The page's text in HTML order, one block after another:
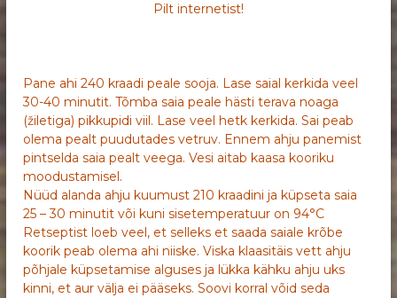
Pilt internetist!
Pane ahi 240 kraadi peale sooja. Lase saial kerkida veel
30-40 minutit. Tõmba saia peale hästi terava noaga
(žiletiga) pikkupidi viil. Lase veel hetk kerkida. Sai peab
olema pealt puudutades vetruv. Ennem ahju panemist
pintselda saia pealt veega. Vesi aitab kaasa kooriku
moodustamisel.
Nüüd alanda ahju kuumust 210 kraadini ja küpseta saia
25 – 30 minutit või kuni sisetemperatuur on 94°C
Retseptist loeb veel, et selleks et saada saiale krõbe
koorik peab olema ahi niiske. Viska klaasitäis vett ahju
põhjale küpsetamise alguses ja lükka kähku ahju uks
kinni, et aur välja ei pääseks. Soovi korral võid seda